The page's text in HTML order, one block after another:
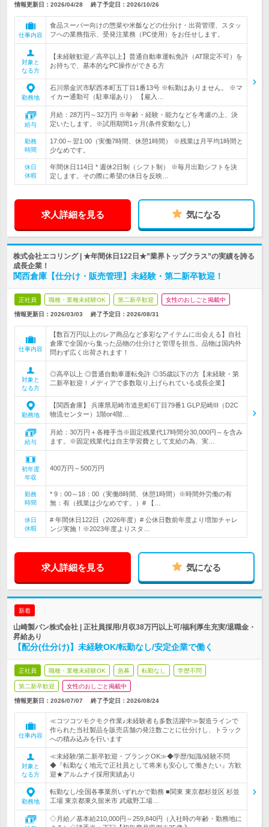
情報更新日：2026/04/28 終了予定日： 2026/10/26
仕事内容
食品スーパー向けの惣菜や米飯などの仕分け・出荷管理、スタッ
フへの業務指示、受発注業務（PC使用）をお任せします。
対象と
なる方
【未経験歓迎／高卒以上】普通自動車運転免許（AT限定不可）を
お持ちで、基本的なPC操作ができる方
勤務地
石川県金沢市駅西本町五丁目1番13号 ※転勤はありません。 ※マ
イカー通勤可（駐車場あり） 【雇入…
給与
月給：28万円～32万円 ※年齢・経験・能力などを考慮の上、決
定いたします。※試用期間1ヶ月(条件変動なし)
勤務
時間
17:00～翌1:00（実働7時間、休憩1時間） ※残業は月平均1時間と
少なめです。
休日
休暇
年間休日114日 * 週休2日制（シフト制） ※毎月出勤シフトを決
定します。その際に希望の休日を反映…
求人詳細を見る 気になる
株式会社エコリング | ★年間休日122日★”業界トップクラス”の実績を誇る
成長企業！
関西倉庫【仕分け・販売管理】未経験・第二新卒歓迎！
正社員 職種・業種未経験OK 第二新卒歓迎 女性のおしごと掲載中
情報更新日：2026/03/03 終了予定日： 2026/08/31
仕事内容
【数百万円以上のレア商品など多彩なアイテムに出会える】自社
倉庫で全国から集った品物の仕分けと管理を担当。品物は国内外
問わず広く出荷されます！
対象と
なる方
◎高卒以上 ◎普通自動車運転免許 ◎35歳以下の方【未経験・第
二新卒歓迎！メディアで多数取り上げられている成長企業】
勤務地
【関西倉庫】 兵庫県尼崎市道意町6丁目79番1 GLP尼崎III（D2C
物流センター）1階or4階…
給与
月給：30万円＋各種手当※固定残業代17時間分30,000円～を含み
ます。※固定残業代は自主学習費として支給の為、実…
初年度
年収
400万円～500万円
勤務
時間
* 9：00～18：00（実働8時間、休憩1時間）※時間外労働の有
無：有（残業は少なめです。）# 【…
休日
休暇
# 年間休日122日（2026年度）# 公休日数前年度より増加チャレ
ンジ実施！※2023年度よりスタ…
求人詳細を見る 気になる
新着
山崎製パン株式会社 | 正社員採用/月収38万円以上可/福利厚生充実/退職金・
昇給あり
【配分(仕分け)】未経験OK/転勤なし/安定企業で働く
正社員 職種・業種未経験OK 急募 転勤なし 学歴不問
第二新卒歓迎 女性のおしごと掲載中
情報更新日：2026/07/07 終了予定日： 2026/08/24
仕事内容
≪コツコツモクモク作業♪未経験者も多数活躍中≫製造ラインで
作られた当社製品を販売店舗の発注数ごとに仕分けし、トラック
への積み込みを行います
対象と
なる方
≪未経験/第二新卒歓迎・ブランクOK≫◆学歴/知識/経験不問
◆『転勤なく地元で正社員として将来も安心して働きたい』方歓
迎★アルムナイ採用実績あり
勤務地
転勤なし/全国各事業所いずれかで勤務 ■関東 東京都杉並区 杉並
工場 東京都東久留米市 武蔵野工場…
◇月給／基本給210,000円～259,840円（入社時の年齢・勤務地に